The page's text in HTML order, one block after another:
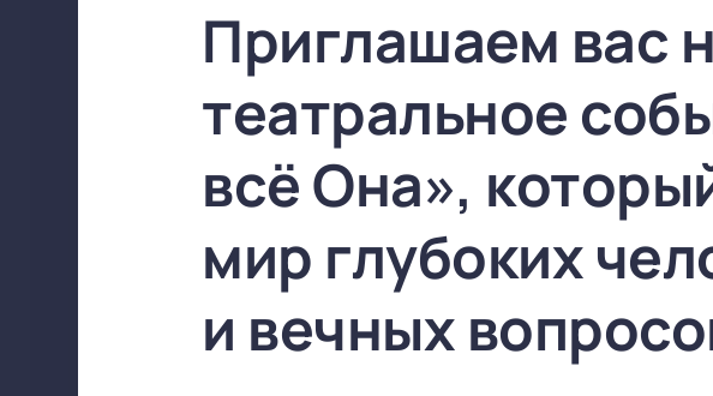
Приглашаем вас
театральное
всё Она»,
мир глубоких
и вечных